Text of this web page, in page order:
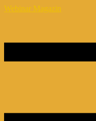
Webinar Magazin